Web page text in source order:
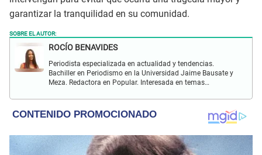
garantizar la tranquilidad en su comunidad.
SOBRE EL AUTOR:
ROCÍO BENAVIDES
Periodista especializada en actualidad y tendencias.
Bachiller en Periodismo en la Universidad Jaime Bausate y
Meza. Redactora en Popular. Interesada en temas
virales en tendencia y más.